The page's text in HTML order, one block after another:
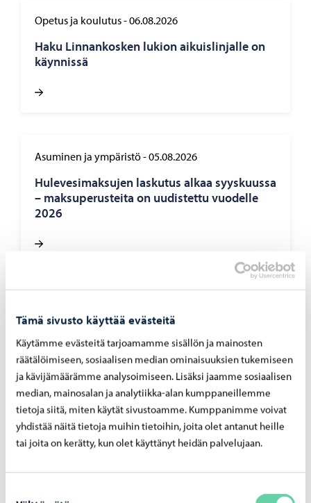
Tämä sivusto käyttää evästeitä
Käytämme evästeitä tarjoamamme sisällön ja mainosten
räätälöimiseen, sosiaalisen median ominaisuuksien tukemiseen
ja kävijämäärämme analysoimiseen. Lisäksi jaamme sosiaalisen
median, mainosalan ja analytiikka-alan kumppaneillemme
tietoja siitä, miten käytät sivustoamme. Kumppanimme voivat
yhdistää näitä tietoja muihin tietoihin, joita olet antanut heille
tai joita on kerätty, kun olet käyttänyt heidän palvelujaan.
Opetus ja koulutus-06.08.2026
Haku Lin­nan­kos­ken lu­kion ai­kuis­lin­jal­le on
käyn­nis­sä
Asuminen ja ympäristö-05.08.2026
Hu­le­ve­si­mak­su­jen las­ku­tus alkaa syys­kuus­sa
– mak­su­pe­rus­tei­ta on uu­dis­tet­tu vuo­del­le
2026